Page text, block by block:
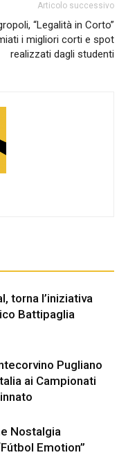
Articolo successivo
“Legalità in Corto”
i migliori corti e spot
realizzati dagli studenti
torna l’iniziativa
Battipaglia
Pugliano
ai Campionati
Nostalgia
Emotion”